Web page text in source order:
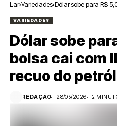
Lar Variedades Dólar sobe para R$
VARIEDADES
Dólar sobe
bolsa cai com
recuo do
REDAÇÃO 28/05/2026 2